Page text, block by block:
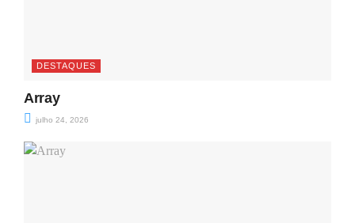
DESTAQUES
Array
julho 24, 2026